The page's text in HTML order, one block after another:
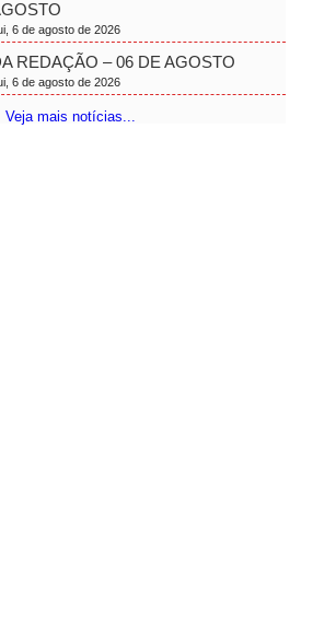
6 de agosto de 2026
REDAÇÃO – 06 DE AGOSTO
6 de agosto de 2026
Veja mais notícias...